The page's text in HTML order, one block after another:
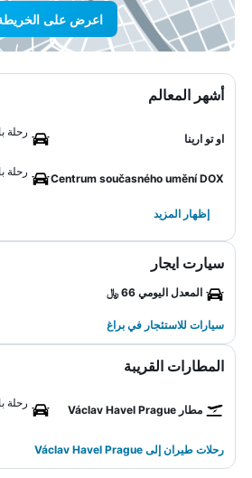
اعرض على
أشهر المعالم
او تو ارينا
رحلة
Centrum současného umění DOX
رحلة
إظهار المزيد
سيارت ايجار
المعدل اليومي 66 ﷼
سيارات للاستئجار في براغ
المطارات القريبة
مطار Václav Havel Prague
رحلة
رحلات طيران إلى Václav Havel Prague